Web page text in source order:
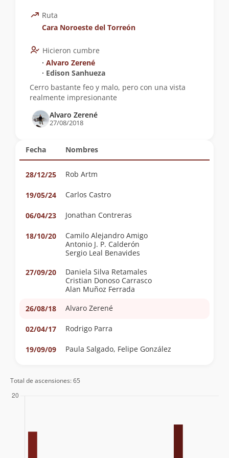
Fecha Nombres
28/12/25 Rob Artm
19/05/24 Carlos Castro
06/04/23 Jonathan Contreras
18/10/20
Camilo Alejandro Amigo
Antonio J. P. Calderón
Sergio Leal Benavides
27/09/20
Daniela Silva Retamales
Cristian Donoso Carrasco
Alan Muñoz Ferrada
26/08/18
Alvaro Zerené
02/04/17 Rodrigo Parra
19/09/09 Paula Salgado, Felipe González
Ruta
Cara Noroeste del Torreón
Hicieron cumbre
∙ Alvaro Zerené
∙ Edison Sanhueza
Cerro bastante feo y malo, pero con una vista
realmente impresionante
Alvaro Zerené
27/08/2018
Total de ascensiones: 65